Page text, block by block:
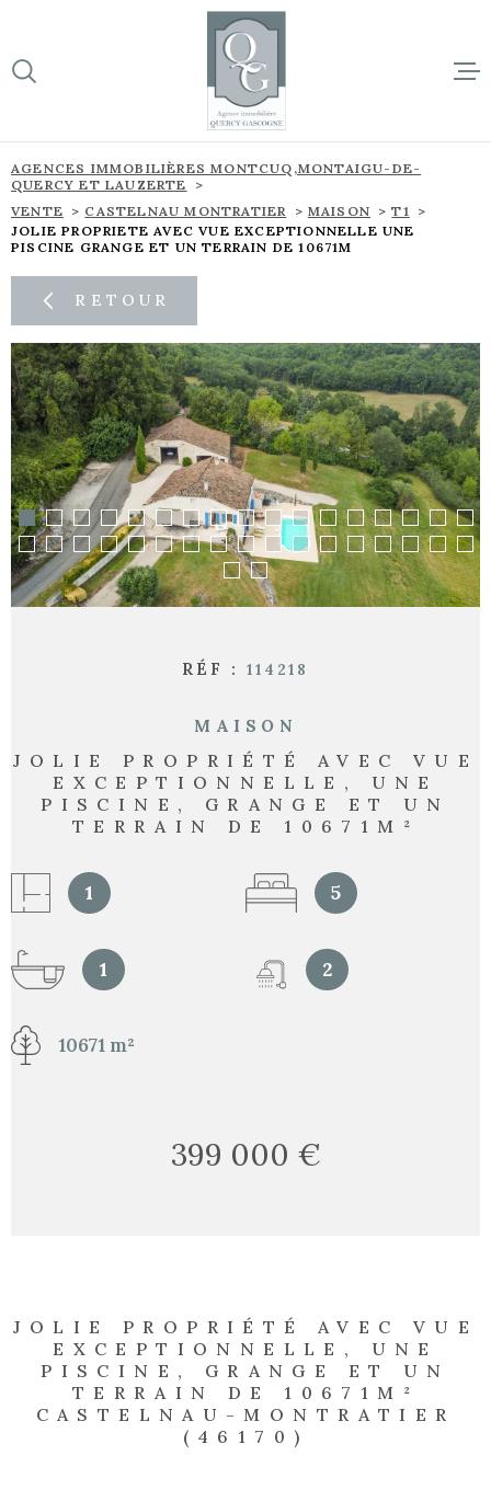
lamenu
contenu
BIENS À
L'ÉQUIPE
CONTACT
AGENCES IMMOBILIÈRES MONTCUQ,MONTAIGU-DE-
QUERCY ET LAUZERTE
VENTE
CASTELNAU MONTRATIER MAISON
T1
JOLIE PROPRIETE AVEC VUE EXCEPTIONNELLE UNE
PISCINE GRANGE ET UN TERRAIN DE 10671M
RETOUR
RÉF :114218
MAISON
JOLIE PROPRIÉTÉ AVEC VUE
EXCEPTIONNELLE, UNE
PISCINE, GRANGE ET UN
TERRAIN DE 10671M²
1 5
1 2
10671 m²
399 000 €
JOLIE PROPRIÉTÉ AVEC VUE
EXCEPTIONNELLE, UNE
PISCINE, GRANGE ET UN
TERRAIN DE 10671M²
CASTELNAU-MONTRATIER
(46170)
VOTRE
RECHERCHE
D'OFFRE
VENTE
Budget
BUDGET
RECHERCHER